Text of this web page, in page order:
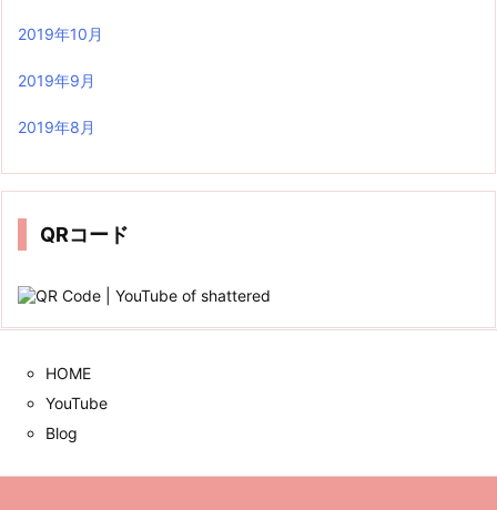
2019年10月
2019年9月
2019年8月
QRコード
HOME
YouTube
Blog